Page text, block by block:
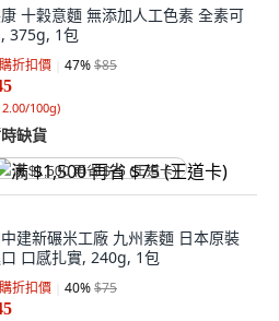
十穀意麵 無添加人工色素 全素可
375g, 1包
折扣價 47%$85
100g)
缺貨
满 $1,500 再省 $75 (王道卡)
建新碾米工廠 九州素麵 日本原裝
口感扎實, 240g, 1包
折扣價 40%$75